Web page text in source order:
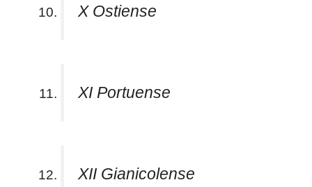
X Ostiense
XI Portuense
XII Gianicolense